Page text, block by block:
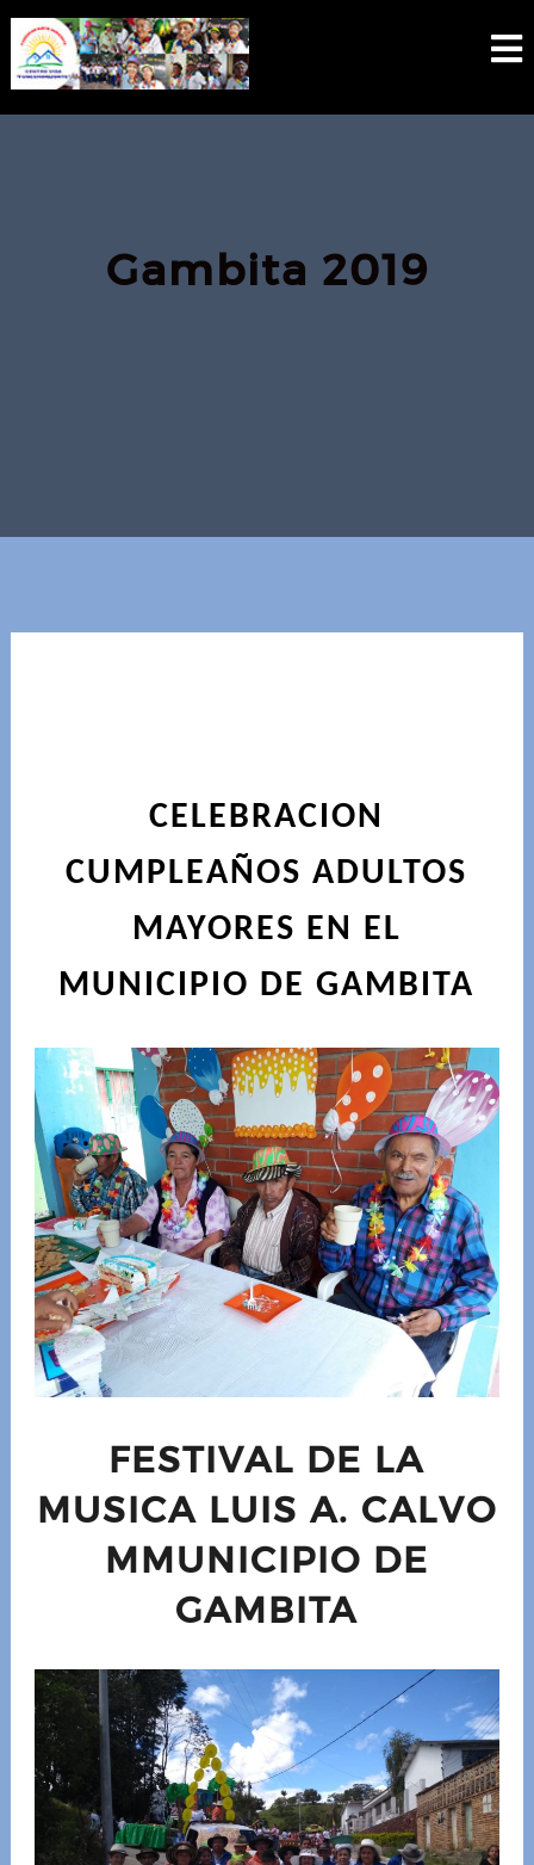
content
Gambita 2019
CELEBRACION
CUMPLEAÑOS ADULTOS
MAYORES EN EL
MUNICIPIO DE GAMBITA
FESTIVAL DE LA
MUSICA LUIS A. CALVO
MMUNICIPIO DE
GAMBITA